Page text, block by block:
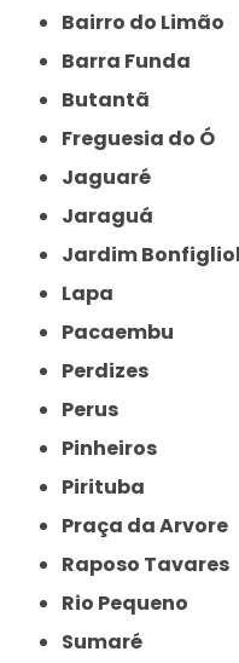
Bairro do Limão
Barra Funda
Butantã
Freguesia do Ó
Jaguaré
Jaraguá
Jardim
Lapa
Pacaembu
Perdizes
Perus
Pinheiros
Pirituba
Praça da Arvore
Raposo Tavares
Rio Pequeno
Sumaré